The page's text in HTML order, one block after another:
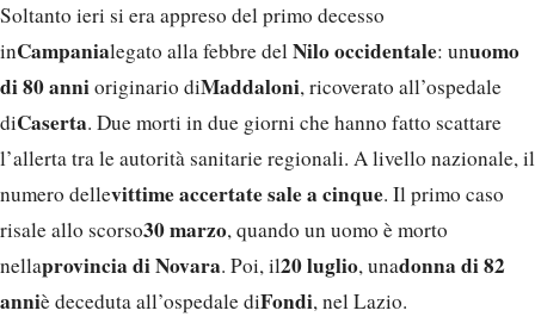
Soltanto ieri si era appreso del primo decesso
inCampanialegato alla febbre delNilo occidentale: unuomo
di 80 annioriginario diMaddaloni, ricoverato all’ospedale
diCaserta. Due morti in due giorni che hanno fatto scattare
l’allerta tra le autorità sanitarie regionali. A livello nazionale, il
numero dellevittime accertate sale a cinque. Il primo caso
risale allo scorso30 marzo, quando un uomo è morto
nellaprovincia di Novara. Poi, il20 luglio, unadonna di 82
anniè deceduta all’ospedale diFondi, nel Lazio.